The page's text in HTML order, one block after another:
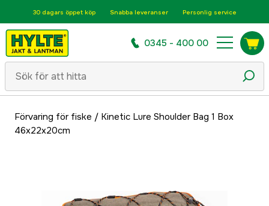
30 dagars öppet köp Snabba leveranser Personlig service
0345 - 400 00
Förvaring för fiske / Kinetic Lure Shoulder Bag 1 Box
46x22x20cm